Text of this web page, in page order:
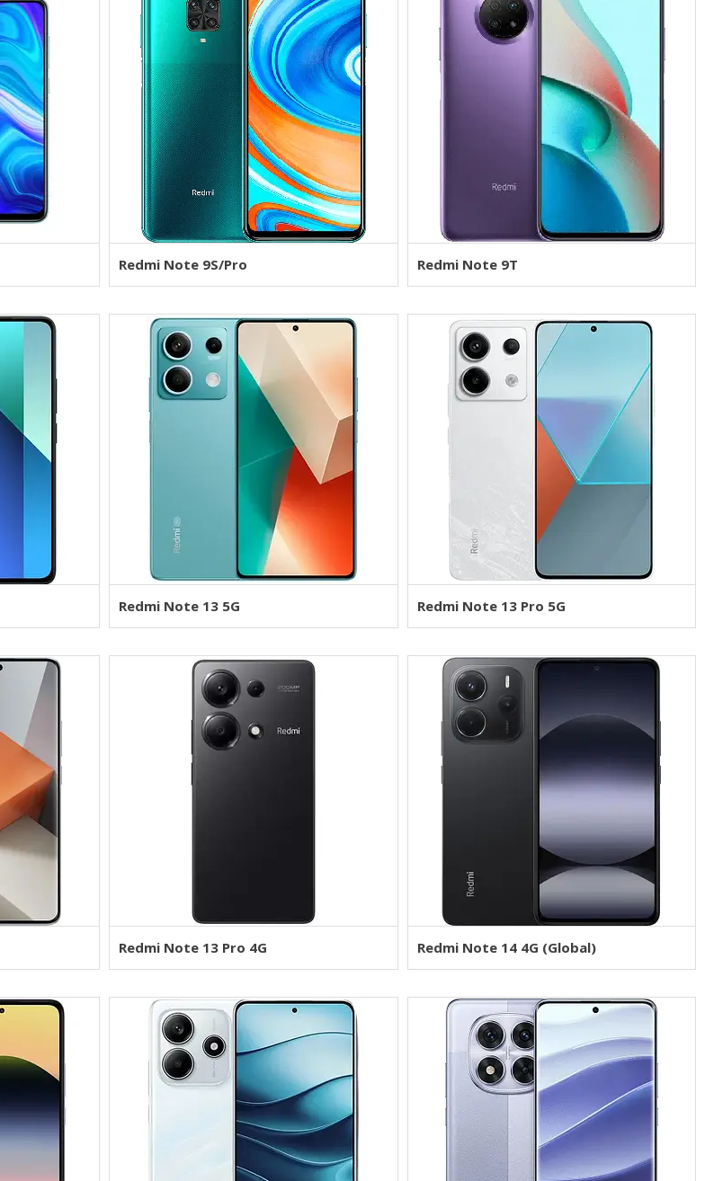
Redmi Note 9S/Pro Redmi Note 9T
Redmi Note 13 5G Redmi Note 13 Pro 5G
Redmi Note 13 Pro 4G Redmi Note 14 4G (Global)